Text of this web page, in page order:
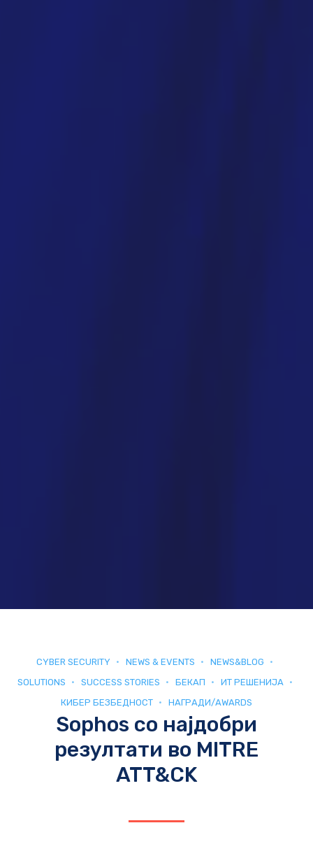
CYBER SECURITY NEWS & EVENTS
NEWS&BLOG
SOLUTIONS
SUCCESS STORIES БЕКАП
ИТ РЕШЕНИЈА
КИБЕР БЕЗБЕДНОСТ
НАГРАДИ/AWARDS
Sophos со најдобри
резултати во MITRE
ATT&CK